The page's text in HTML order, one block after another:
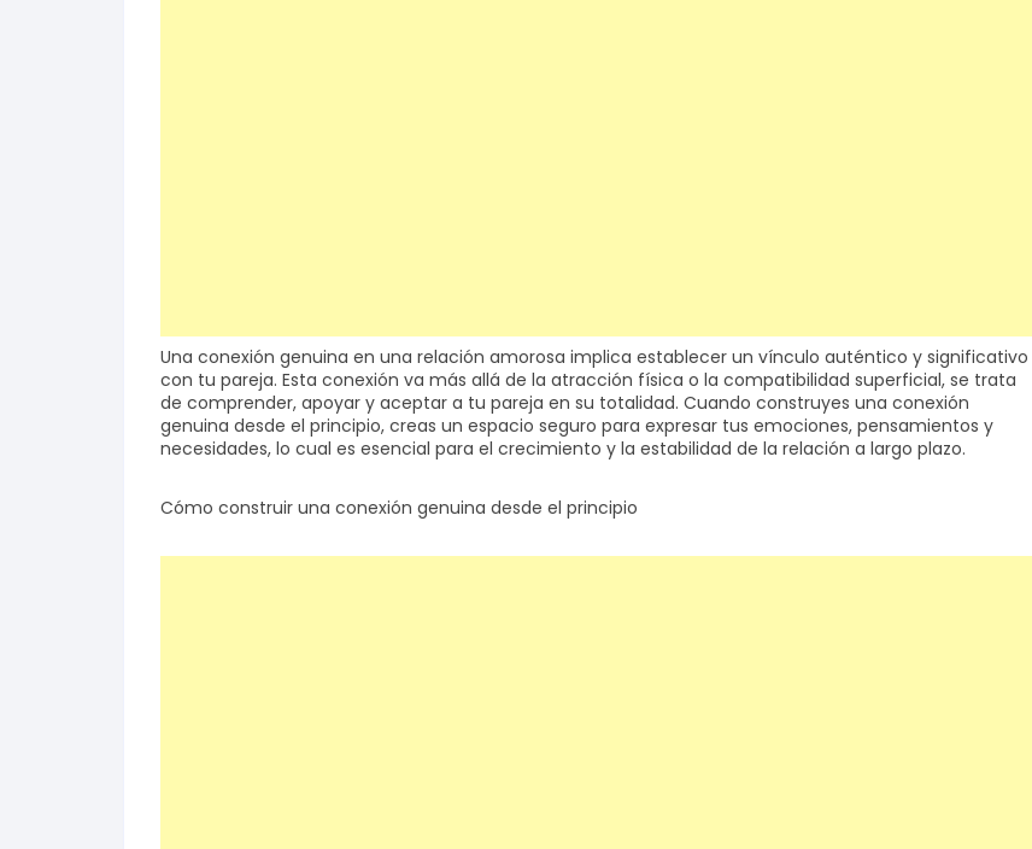
Una conexión genuina en una relación amorosa implica establecer un vínculo auténtico y significativo
con tu pareja. Esta conexión va más allá de la atracción física o la compatibilidad superficial, se trata
de comprender, apoyar y aceptar a tu pareja en su totalidad. Cuando construyes una conexión
genuina desde el principio, creas un espacio seguro para expresar tus emociones, pensamientos y
necesidades, lo cual es esencial para el crecimiento y la estabilidad de la relación a largo plazo.
Cómo construir una conexión genuina desde el principio